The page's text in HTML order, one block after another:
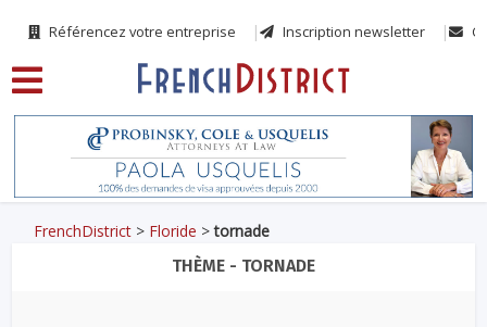
Référencez votre entreprise Inscription newsletter
FrenchDistrict > Floride >tornade
THÈME - TORNADE